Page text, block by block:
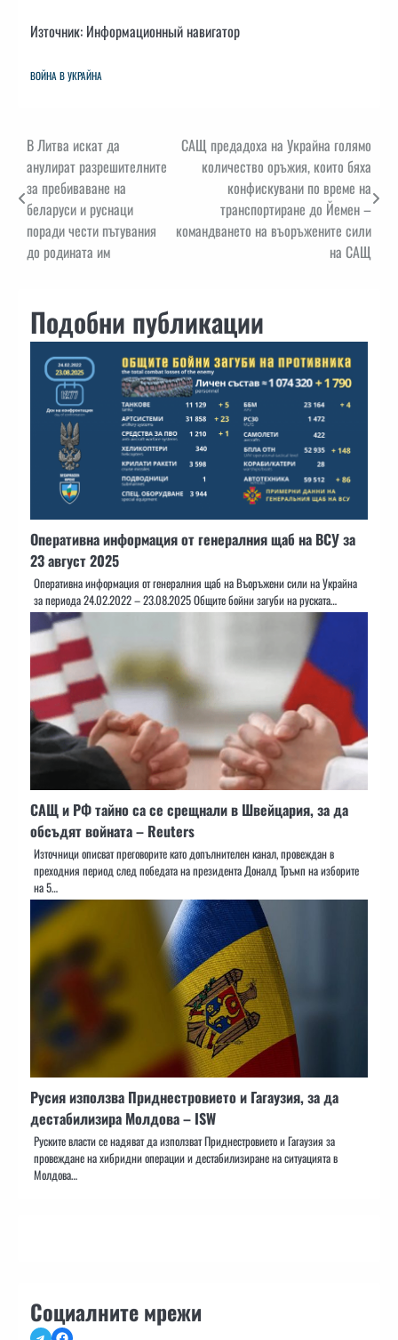
Източник: Информационный навигатор
ВОЙНА В УКРАЙНА
Навигация
В Литва искат да
анулират разрешителните
за пребиваване на
беларуси и руснаци
поради чести пътувания
до родината им
САЩ предадоха на Украйна голямо
количество оръжия, които бяха
конфискувани по време на
транспортиране до Йемен –
командването на въоръжените сили
на САЩ
Подобни публикации
Оперативна информация от генералния щаб на ВСУ за
23 август 2025
Оперативна информация от генералния щаб на Въоръжени сили на Украйна
за периода 24.02.2022 – 23.08.2025 Общите бойни загуби на руската…
САЩ и РФ тайно са се срещнали в Швейцария, за да
обсъдят войната – Reuters
Източници описват преговорите като допълнителен канал, провеждан в
преходния период след победата на президента Доналд Тръмп на изборите
на 5…
Русия използва Приднестровието и Гагаузия, за да
дестабилизира Молдова – ISW
Руските власти се надяват да използват Приднестровието и Гагаузия за
провеждане на хибридни операции и дестабилизиране на ситуацията в
Молдова…
Социалните мрежи